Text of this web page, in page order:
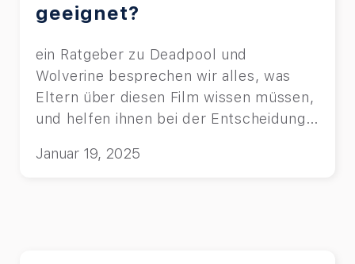
geeignet?
ein Ratgeber zu Deadpool und
Wolverine besprechen wir alles, was
Eltern über diesen Film wissen müssen,
und helfen ihnen bei der Entscheidung,
Januar 19, 2025